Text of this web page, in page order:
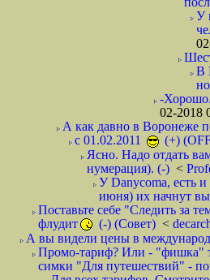
У
В
-
02-2018
А как давно в Воронеже
с 01.02.2011
(+)
Ясно. Надо отдать
нумерация). (-) <
У Danycoma, есть
июня) их начнут
Поставьте себе "Следить за
флудит
(-) (Совет) <
А вы видели цены в
Промо-тариф? Или - "фишка"
симки "Для путешествий" -